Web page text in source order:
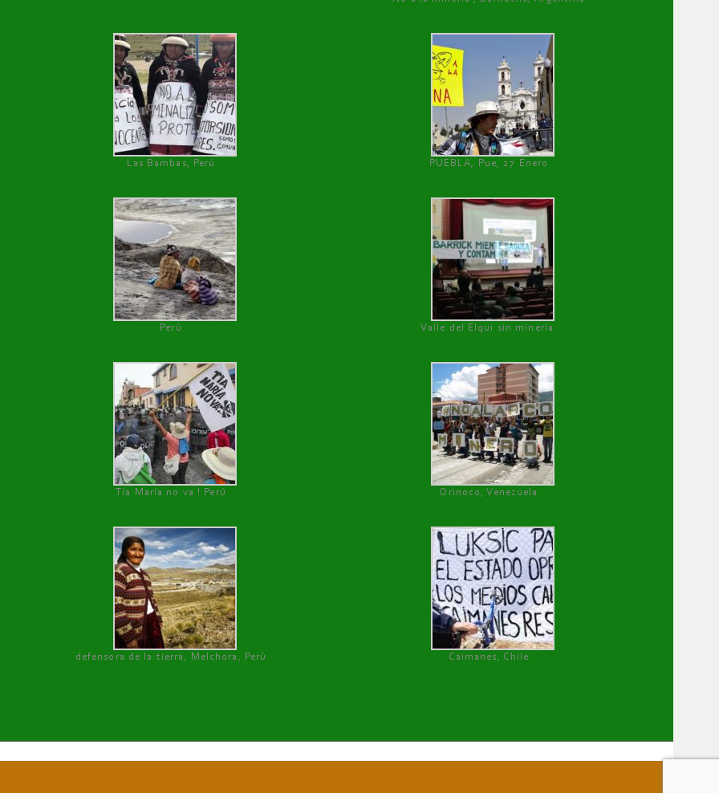
Las Bambas, Perú PUEBLA, Pue, 27 Enero
Perú Valle del Elqui sin minería.
Tía María no va ! Perú Orinoco, Venezuela
defensora de la tierra, Melchora, Perú Caimanes, Chile